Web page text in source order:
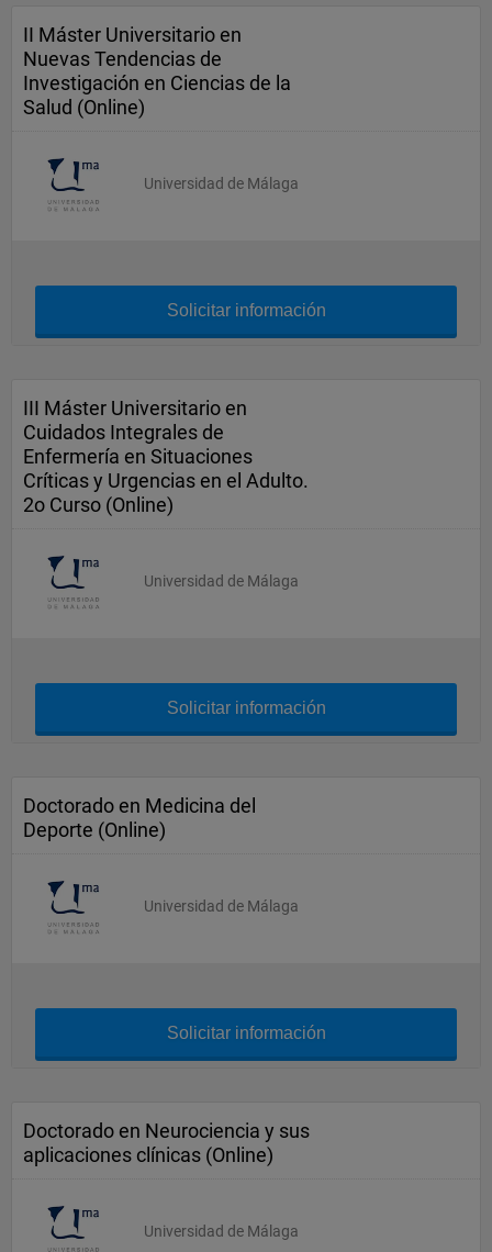
II Máster Universitario en
Nuevas Tendencias de
Investigación en Ciencias de la
Salud (Online)
Universidad de Málaga
Solicitar información
III Máster Universitario en
Cuidados Integrales de
Enfermería en Situaciones
Críticas y Urgencias en el Adulto.
2o Curso (Online)
Universidad de Málaga
Solicitar información
Doctorado en Medicina del
Deporte (Online)
Universidad de Málaga
Solicitar información
Doctorado en Neurociencia y sus
aplicaciones clínicas (Online)
Universidad de Málaga